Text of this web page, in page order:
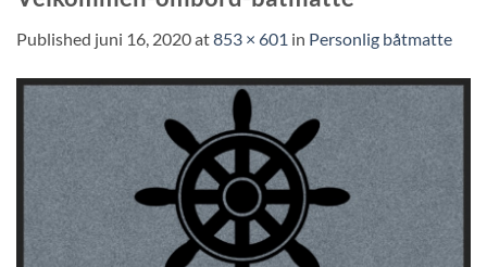
Published juni 16, 2020at853 × 601 in Personlig båtmatte